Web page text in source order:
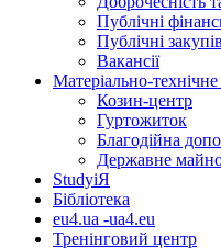
Публічні
Публічні
Вакансії
Матеріально-
Козин-центр
Гуртожиток
Благодійна
Державне
StudyіЯ
Бібліотека
eu4.ua -ua4.eu
Тренінговий центр